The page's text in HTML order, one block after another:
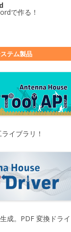
で作る！
テム製品
イブラリ！
成。PDF 変換ドライ